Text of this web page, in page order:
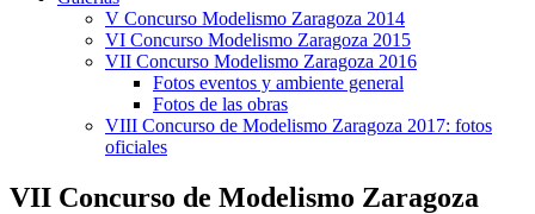
V Concurso Modelismo Zaragoza 2014
VI Concurso Modelismo Zaragoza 2015
VII Concurso Modelismo Zaragoza 2016
Fotos eventos y ambiente general
Fotos de las obras
VIII Concurso de Modelismo Zaragoza 2017: fotos
oficiales
VII Concurso de Modelismo Zaragoza